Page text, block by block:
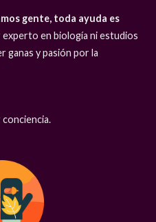
gente, toda ayuda es
experto en biología ni estudios
ganas y pasión por la